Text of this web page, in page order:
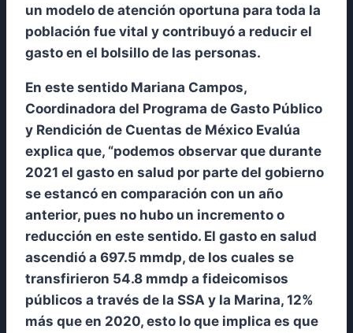
un modelo de atención oportuna para toda la
población fue vital y contribuyó a reducir el
gasto en el bolsillo de las personas.
En este sentido Mariana Campos,
Coordinadora del Programa de Gasto Público
y Rendición de Cuentas de México Evalúa
explica que, “podemos observar que durante
2021 el gasto en salud por parte del gobierno
se estancó en comparación con un año
anterior, pues no hubo un incremento o
reducción en este sentido. El gasto en salud
ascendió a 697.5 mmdp, de los cuales se
transfirieron 54.8 mmdp a fideicomisos
públicos a través de la SSA y la Marina, 12%
más que en 2020, esto lo que implica es que